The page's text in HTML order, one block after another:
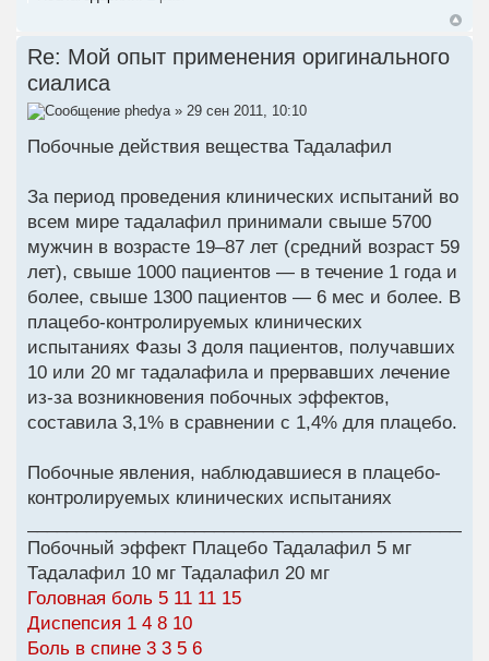
Re: Мой опыт применения оригинального
сиалиса
phedya» 29 сен 2011, 10:10
Побочные действия вещества Тадалафил
За период проведения клинических испытаний во
всем мире тадалафил принимали свыше 5700
мужчин в возрасте 19–87 лет (средний возраст 59
лет), свыше 1000 пациентов — в течение 1 года и
более, свыше 1300 пациентов — 6 мес и более. В
плацебо-контролируемых клинических
испытаниях Фазы 3 доля пациентов, получавших
10 или 20 мг тадалафила и прервавших лечение
из-за возникновения побочных эффектов,
составила 3,1% в сравнении с 1,4% для плацебо.
Побочные явления, наблюдавшиеся в плацебо-
контролируемых клинических испытаниях
Побочный эффект Плацебо Тадалафил 5 мг
Тадалафил 10 мг Тадалафил 20 мг
Головная боль 5 11 11 15
Диспепсия 1 4 8 10
Боль в спине 3 3 5 6